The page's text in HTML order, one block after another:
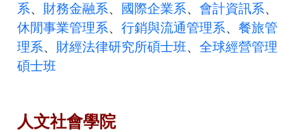
系、 財務金融系、 國際企業系、 會計資訊系、
休閒事業管理系、 行銷與流通管理系、 餐旅管
理系、 財經法律研究所碩士班、 全球經營管理
碩士班
人文社會學院